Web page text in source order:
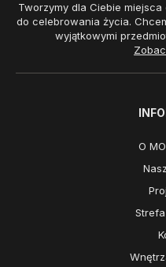
Tworzymy dla Ciebie
do celebrowania życia.
wyjątkowymi
O